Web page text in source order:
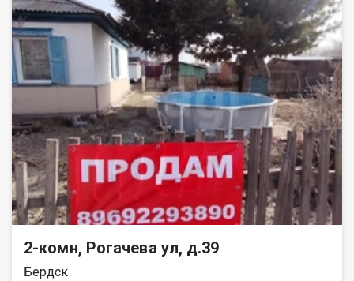
2-комн, Рогачева ул, д.39
Бердск